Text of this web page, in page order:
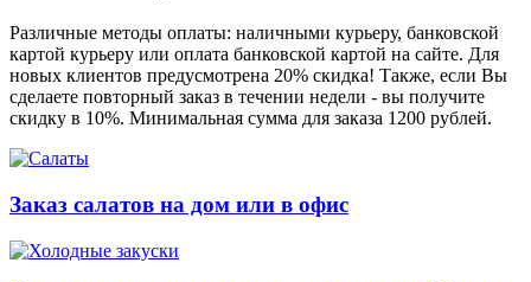
Различные методы оплаты: наличными курьеру, банковской
картой курьеру или оплата банковской картой на сайте. Для
новых клиентов предусмотрена 20% скидка! Также, если Вы
сделаете повторный заказ в течении недели - вы получите
скидку в 10%. Минимальная сумма для заказа 1200 рублей.
Заказ салатов на дом или в офис